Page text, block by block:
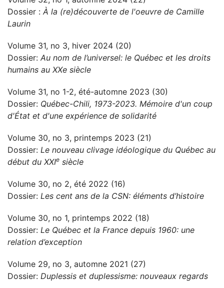
Dossier : À la (re)découverte de l'oeuvre de Camille
Laurin
Volume 31, no 3, hiver 2024 (20)
Dossier: Au nom de l’universel: le Québec et les droits
humains au XXe siècle
Volume 31, no 1-2, été-automne 2023 (30)
Dossier: Québec-Chili, 1973-2023. Mémoire d'un coup
d'État et d'une expérience de solidarité
Volume 30, no 3, printemps 2023 (21)
Dossier: Le nouveau clivage idéologique du Québec au
début du XXIe siècle
Volume 30, no 2, été 2022 (16)
Dossier: Les cent ans de la CSN: éléments d’histoire
Volume 30, no 1, printemps 2022 (18)
Dossier: Le Québec et la France depuis 1960: une
relation d’exception
Volume 29, no 3, automne 2021 (27)
Dossier: Duplessis et duplessisme: nouveaux regards